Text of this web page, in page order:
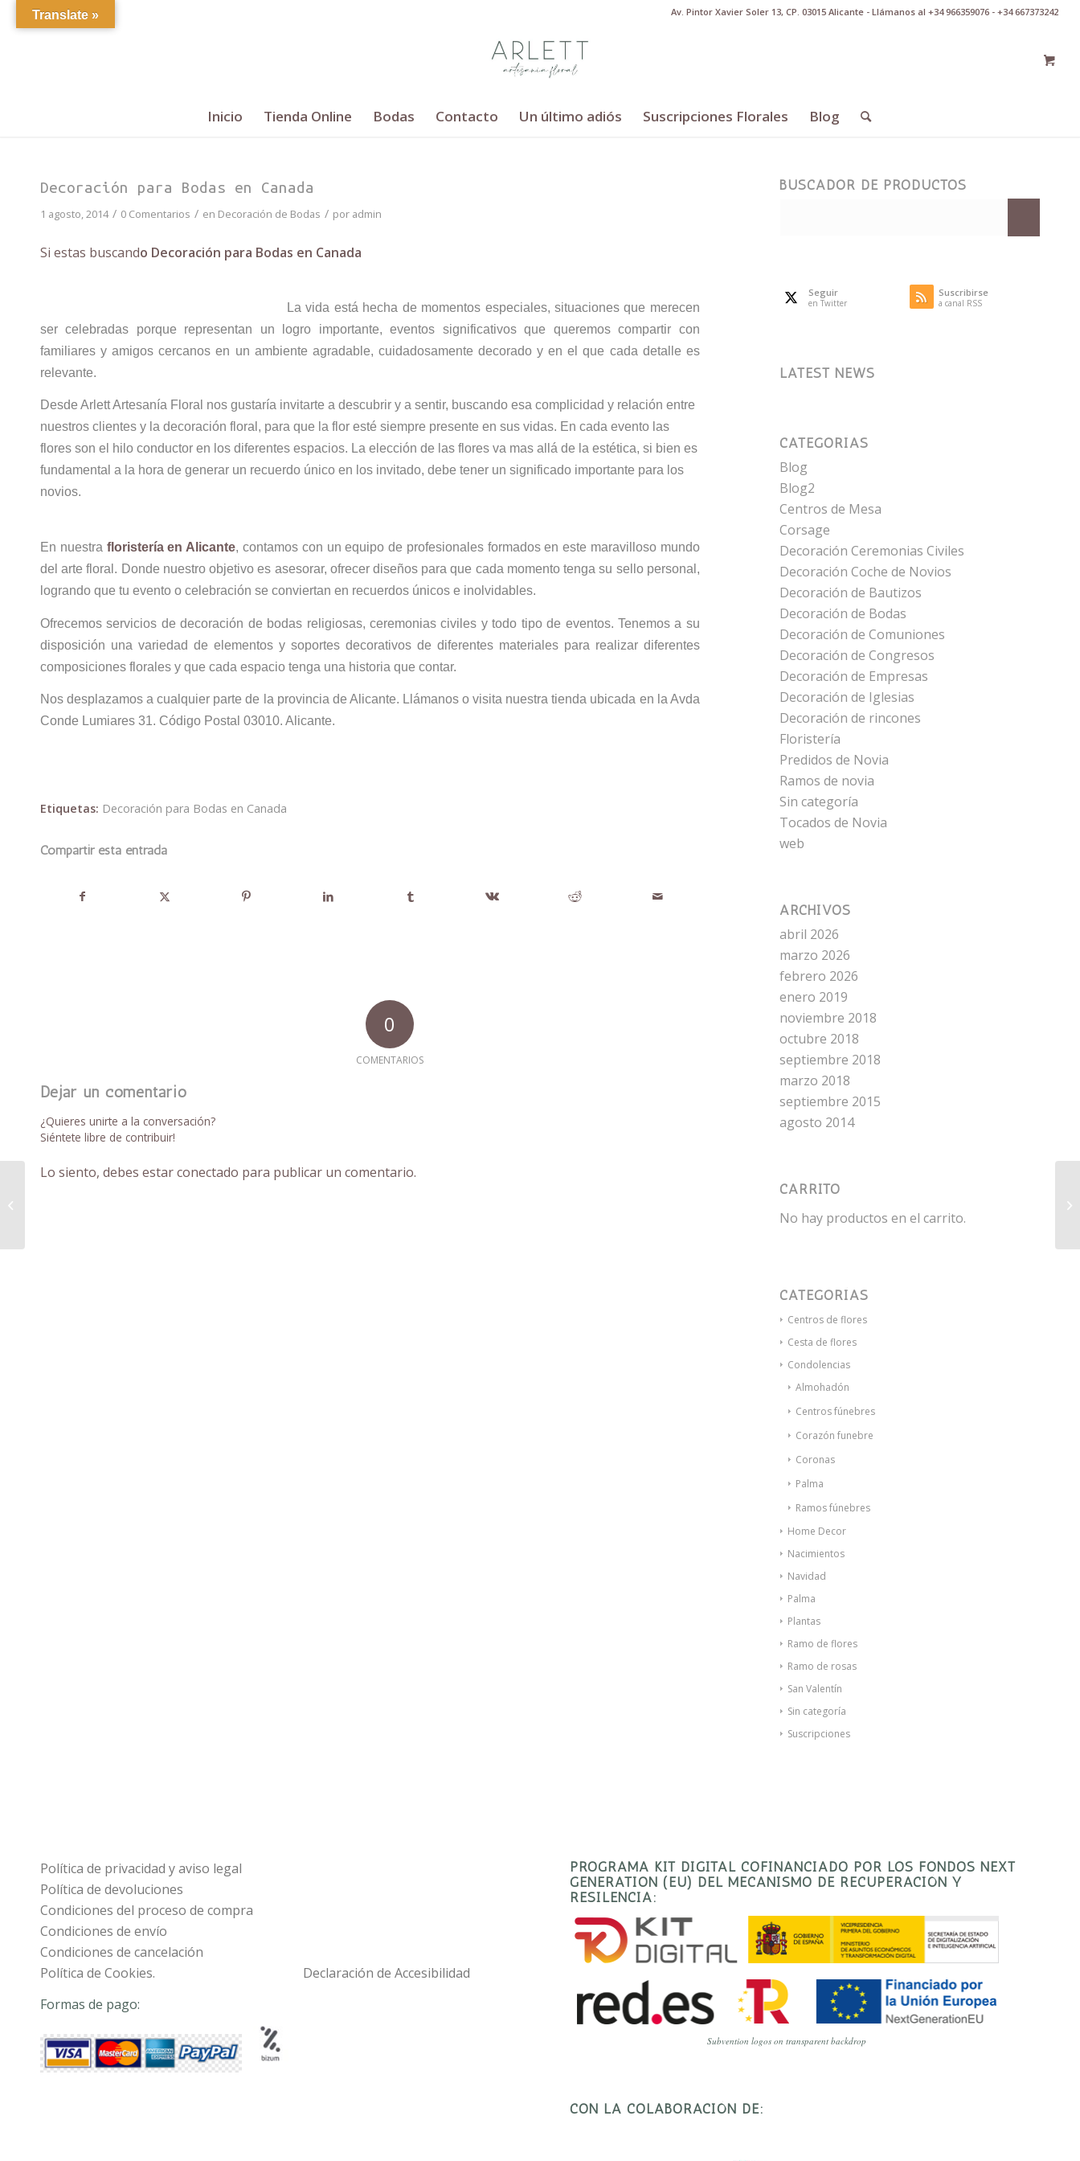
Av. Pintor Xavier Soler 13, CP. 03015 Alicante - Llámanos al +34 966359076 - +34 667373242
Inicio Tienda Online Bodas Contacto Un último adiós Suscripciones Florales Blog
Decoración para Bodas en Canada
1 agosto, 2014 / 0 Comentarios / en Decoración de Bodas / por admin
Si estas buscando Decoración para Bodas en Canada
La vida está hecha de momentos especiales, situaciones que merecen
ser celebradas porque representan un logro importante, eventos significativos que queremos compartir con
familiares y amigos cercanos en un ambiente agradable, cuidadosamente decorado y en el que cada detalle es
relevante.
Desde Arlett Artesanía Floral nos gustaría invitarte a descubrir y a sentir, buscando esa complicidad y relación entre
nuestros clientes y la decoración floral, para que la flor esté siempre presente en sus vidas. En cada evento las
flores son el hilo conductor en los diferentes espacios. La elección de las flores va mas allá de la estética, si bien es
fundamental a la hora de generar un recuerdo único en los invitado, debe tener un significado importante para los
novios.
En nuestra floristería en Alicante, contamos con un equipo de profesionales formados en este maravilloso mundo
del arte floral. Donde nuestro objetivo es asesorar, ofrecer diseños para que cada momento tenga su sello personal,
logrando que tu evento o celebración se conviertan en recuerdos únicos e inolvidables.
Ofrecemos servicios de decoración de bodas religiosas, ceremonias civiles y todo tipo de eventos. Tenemos a su
disposición una variedad de elementos y soportes decorativos de diferentes materiales para realizar diferentes
composiciones florales y que cada espacio tenga una historia que contar.
Nos desplazamos a cualquier parte de la provincia de Alicante. Llámanos o visita nuestra tienda ubicada en la Avda
Conde Lumiares 31. Código Postal 03010. Alicante.
Etiquetas: Decoración para Bodas en Canada
Compartir esta entrada
0
COMENTARIOS
Dejar un comentario
¿Quieres unirte a la conversación?
Siéntete libre de contribuir!
Lo siento, debes estarconectado para publicar un comentario.
BUSCADOR DE PRODUCTOS
Seguir
en Twitter
Suscribirse
a canal RSS
LATEST NEWS
CATEGORÍAS
Blog
Blog2
Centros de Mesa
Corsage
Decoración Ceremonias Civiles
Decoración Coche de Novios
Decoración de Bautizos
Decoración de Bodas
Decoración de Comuniones
Decoración de Congresos
Decoración de Empresas
Decoración de Iglesias
Decoración de rincones
Floristería
Predidos de Novia
Ramos de novia
Sin categoría
Tocados de Novia
web
ARCHIVOS
abril 2026
marzo 2026
febrero 2026
enero 2019
noviembre 2018
octubre 2018
septiembre 2018
marzo 2018
septiembre 2015
agosto 2014
CARRITO
No hay productos en el carrito.
CATEGORÍAS
Centros de flores
Cesta de flores
Condolencias
Almohadón
Centros fúnebres
Corazón funebre
Coronas
Palma
Ramos fúnebres
Home Decor
Nacimientos
Navidad
Palma
Plantas
Ramo de flores
Ramo de rosas
San Valentín
Sin categoría
Suscripciones
Política de privacidad y aviso legal
Política de devoluciones
Condiciones del proceso de compra
Condiciones de envío
Condiciones de cancelación
Política de Cookies.
Declaración de Accesibilidad
Formas de pago:
PROGRAMA KIT DIGITAL COFINANCIADO POR LOS FONDOS NEXT
GENERATION (EU) DEL MECANISMO DE RECUPERACIÓN Y
RESILENCIA:
Subvention logos on transparent backdrop
CON LA COLABORACIÓN DE:
Translate »